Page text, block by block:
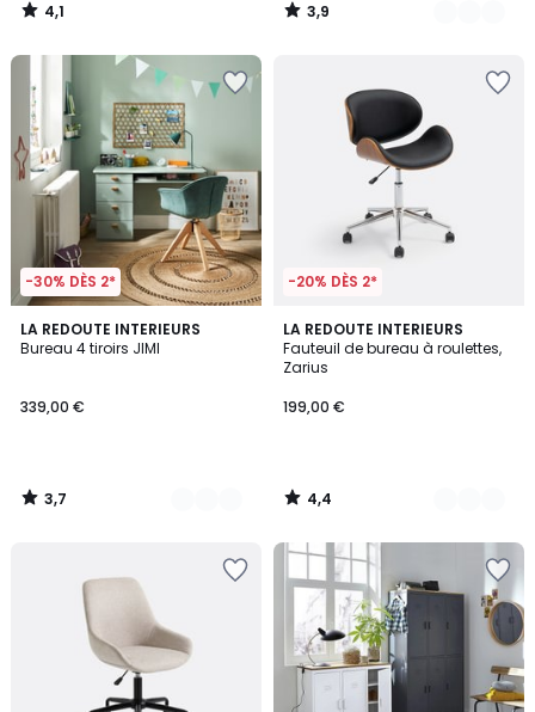
4,1
/
3,9
/
-30% DÈS 2*
LA REDOUTE INTERIEURS
Bureau 4 tiroirs JIMI
339,00 €
3,7
/ 5
3
Couleurs
3,7
/
-20% DÈS 2*
LA REDOUTE INTERIEURS
Fauteuil de bureau à roulettes,
Zarius
199,00 €
4,4
/ 5
2
Couleurs
4,4
/